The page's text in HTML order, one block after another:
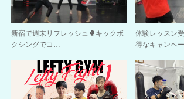
新宿で週末リフレッシュ🥊キックボ
クシングでコ…
体験レッスン
得なキャンペ